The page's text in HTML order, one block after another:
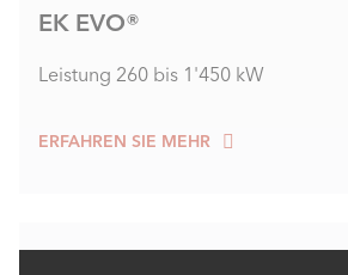
EK EVO®
Leistung 260 bis 1'450 kW
ERFAHREN SIE MEHR